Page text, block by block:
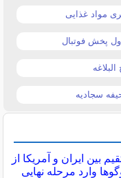
مواد غذایی
پخش فوتبال
البلاغه
سجادیه
بین ایران و آمریکا از
وارد مرحله نهایی